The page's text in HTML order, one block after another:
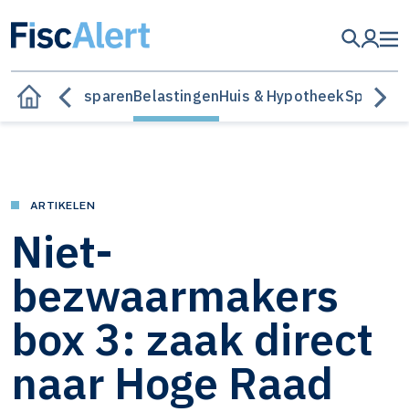
BesparenBelastingenHuis & HypotheekSparen
ARTIKELEN
Niet-
bezwaarmakers
box 3: zaak direct
naar Hoge Raad